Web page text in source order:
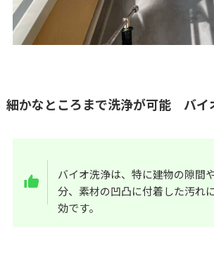
細かなところまで洗浄が可能 バイ
バイオ洗浄は、特に建物の隙間
分、素材の凹凸に付着した汚れ
効です。